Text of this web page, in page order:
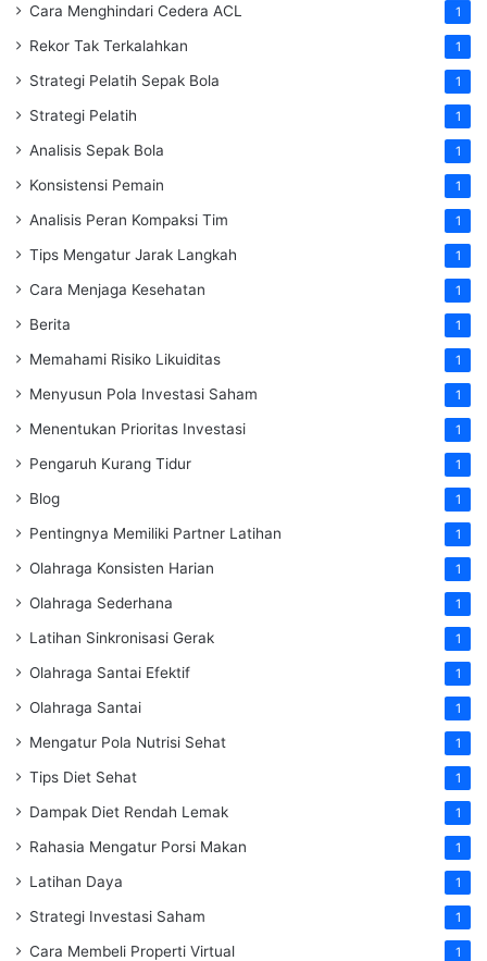
Cara Menghindari Cedera ACL 1
Rekor Tak Terkalahkan 1
Strategi Pelatih Sepak Bola 1
Strategi Pelatih 1
Analisis Sepak Bola 1
Konsistensi Pemain 1
Analisis Peran Kompaksi Tim 1
Tips Mengatur Jarak Langkah 1
Cara Menjaga Kesehatan 1
Berita 1
Memahami Risiko Likuiditas 1
Menyusun Pola Investasi Saham 1
Menentukan Prioritas Investasi 1
Pengaruh Kurang Tidur 1
Blog 1
Pentingnya Memiliki Partner Latihan 1
Olahraga Konsisten Harian 1
Olahraga Sederhana 1
Latihan Sinkronisasi Gerak 1
Olahraga Santai Efektif 1
Olahraga Santai 1
Mengatur Pola Nutrisi Sehat 1
Tips Diet Sehat 1
Dampak Diet Rendah Lemak 1
Rahasia Mengatur Porsi Makan 1
Latihan Daya 1
Strategi Investasi Saham 1
Cara Membeli Properti Virtual 1